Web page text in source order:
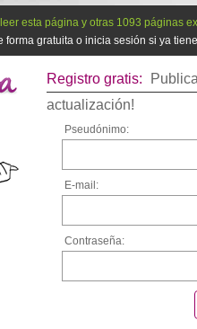
esta página y otras 1093 páginas
forma gratuita o inicia sesión si ya
Registro gratis:
actualización!
Pseudónimo:
E-mail:
Contraseña: